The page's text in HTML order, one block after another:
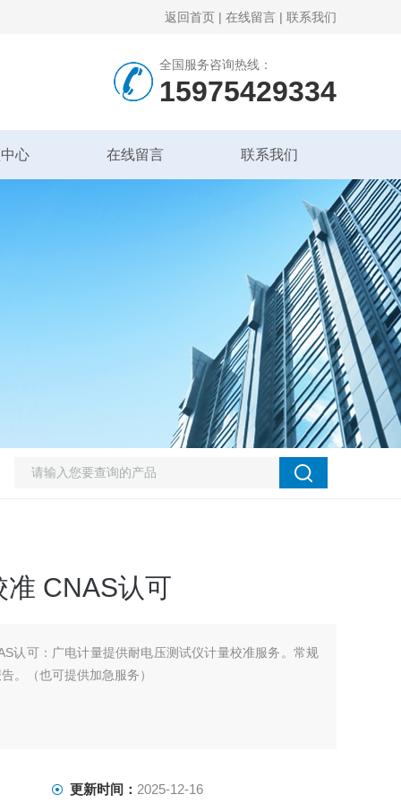
返回首页 | 在线留言 | 联系我们
全国服务咨询热线：
15975429334
心 在线留言 联系我们
CNAS认可
认可：广电计量提供耐电压测试仪计量校准服务。常规
。（也可提供加急服务）
更新时间： 2025-12-16